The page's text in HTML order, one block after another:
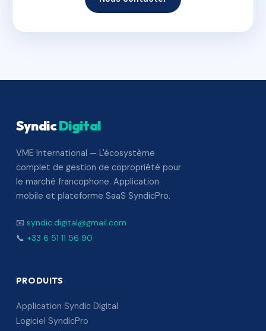
SyndicDigital
VME International — L'écosystème
complet de gestion de copropriété pour
le marché francophone. Application
mobile et plateforme SaaS SyndicPro.
📧 syndic.digital@gmail.com
📞 +33 6 51 11 56 90
PRODUITS
Application Syndic Digital
Logiciel SyndicPro